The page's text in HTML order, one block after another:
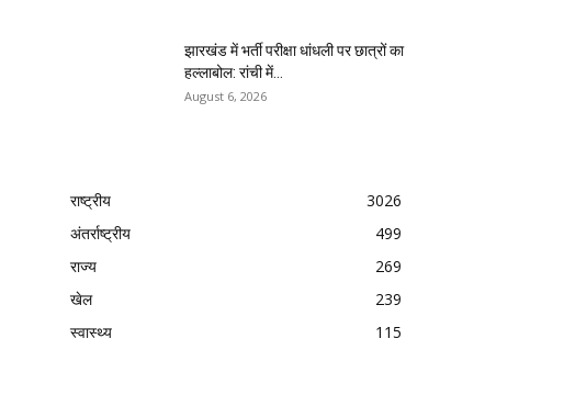
झारखंड में भर्ती परीक्षा धांधली पर छात्रों का
हल्लाबोल: रांची में...
August 6, 2026
राष्ट्रीय
3026
अंतर्राष्ट्रीय
499
राज्य
269
खेल
239
स्वास्थ्य
115